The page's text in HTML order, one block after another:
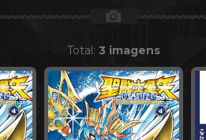
📷
Total: 3 imagens